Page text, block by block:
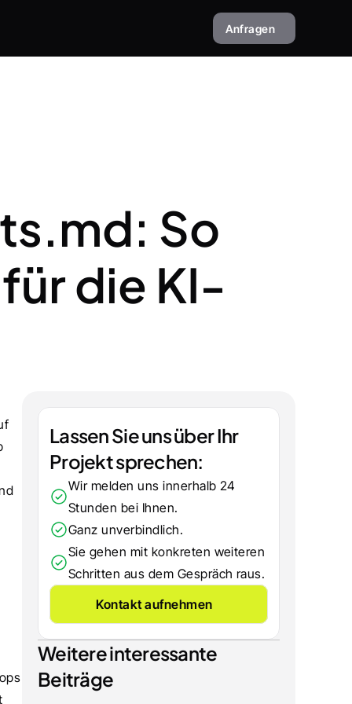
Anfragen
So
die KI-
Lassen Sie uns über Ihr
Projekt sprechen:
Wir melden uns innerhalb 24
Stunden bei Ihnen.
Ganz unverbindlich.
Sie gehen mit konkreten weiteren
Schritten aus dem Gespräch raus.
Kontakt aufnehmen
Weitere interessante
Beiträge